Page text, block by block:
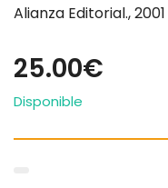
Alianza Editorial., 2001
25.00€
Disponible